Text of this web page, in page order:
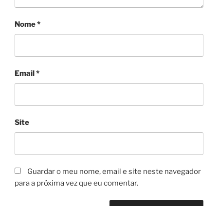
Nome*
Email*
Site
Guardar o meu nome, email e site neste navegador
para a próxima vez que eu comentar.